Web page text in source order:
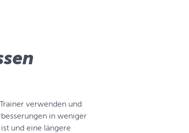
verwenden und
in weniger
und eine längere